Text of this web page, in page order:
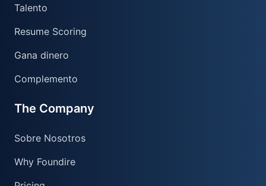
Talento
Resume Scoring
Gana dinero
Complemento
The Company
Sobre Nosotros
Why Foundire